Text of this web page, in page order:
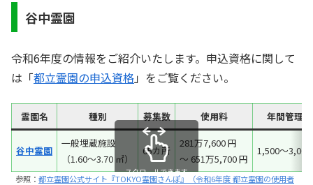
谷中霊園
令和6年度の情報をご紹介いたします。申込資格に関して
は「都立霊園の申込資格」をご覧ください。
霊園名 種別 募集数 使用料 年間管理料
谷中霊園
一般埋蔵施設
（1.60～3.70 ㎡）
65カ所
281万7,600 円
～ 651万5,700 円
1,500～
スクロールできます
参照： 都立霊園公式サイト『TOKYO霊園さんぽ』（令和6年度 都立霊園の使用者